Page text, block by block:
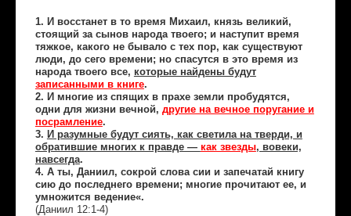
1. И восстанет в то время Михаил, князь великий,
стоящий за сынов народа твоего; и наступит время
тяжкое, какого не бывало с тех пор, как существуют
люди, до сего времени; но спасутся в это время из
народа твоего все, которые найдены будут
записанными в книге.
2. И многие из спящих в прахе земли пробудятся,
одни для жизни вечной, другие на вечное поругание и
посрамление.
3. И разумные будут сиять, как светила на тверди, и
обратившие многих к правде — как звезды, вовеки,
навсегда.
4. А ты, Даниил, сокрой слова сии и запечатай книгу
сию до последнего времени; многие прочитают ее, и
умножится ведение«.
(Даниил 12:1-4)